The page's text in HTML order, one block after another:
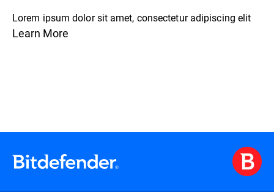
Lorem ipsum dolor sit amet, consectetur adipiscing elit
Learn More